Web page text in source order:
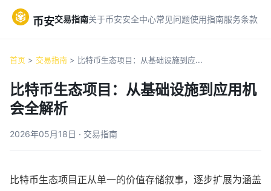
币安交易指南关于币安安全中心常见问题使用指南服务条款
首页 > 交易指南 > 比特币生态项目：从基础设施到应...
比特币生态项目：从基础设施到应用机
会全解析
2026年05月18日 · 交易指南
比特币生态项目正从单一的价值存储叙事，逐步扩展为涵盖